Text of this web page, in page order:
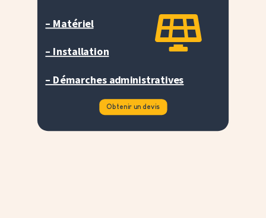

– Matériel
– Installation
– Démarches administratives
Obtenir un devis